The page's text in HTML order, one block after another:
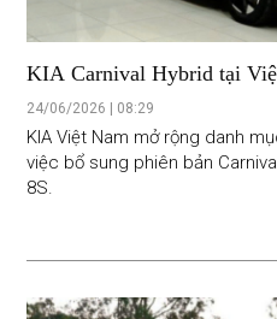
KIA Carnival Hybrid tại
Luxury giá 1,399 tỷ đồng
24/06/2026 | 08:29
KIA Việt Nam mở rộng danh
việc bổ sung phiên bản
8S.